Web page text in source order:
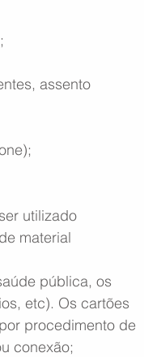
assento
utilizado
material
pública, os
etc). Os cartões
procedimento de
conexão;